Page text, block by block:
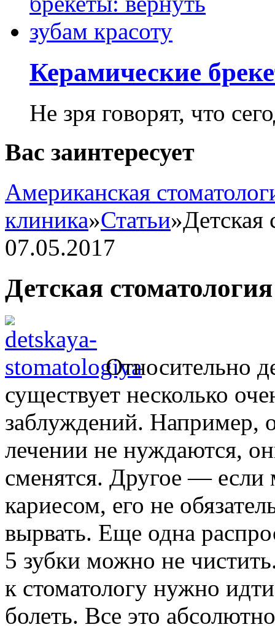
Керамические
Не зря говорят, что
Вас заинтересует
Американская
клиника»Статьи»Детская
07.05.2017
Детская стоматология
Относительно
существует несколько
заблуждений. Например,
лечении не нуждаются,
сменятся. Другое —
кариесом, его не
вырвать. Еще одна
5 зубки можно не
к стоматологу нужно
болеть. Все это